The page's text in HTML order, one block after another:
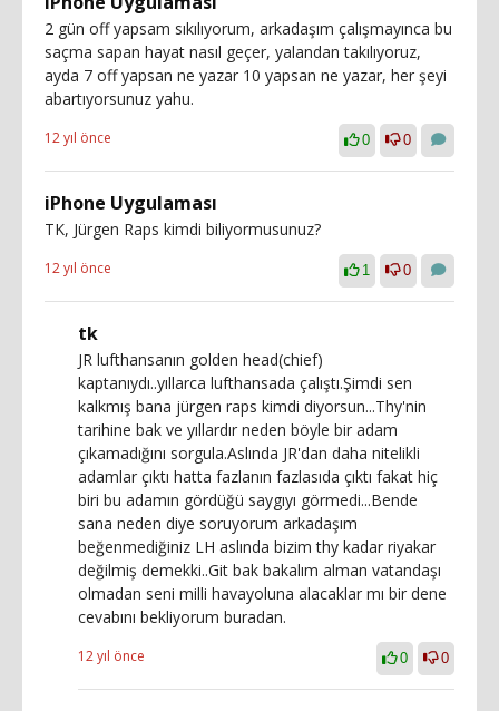
2 gün off yapsam sıkılıyorum, arkadaşım çalışmayınca bu
saçma sapan hayat nasıl geçer, yalandan takılıyoruz,
ayda 7 off yapsan ne yazar 10 yapsan ne yazar, her şeyi
abartıyorsunuz yahu.
12 yıl önce 0 0
iPhone Uygulaması
TK, Jürgen Raps kimdi biliyormusunuz?
12 yıl önce 1 0
tk
JR lufthansanın golden head(chief)
kaptanıydı..yıllarca lufthansada çalıştı.Şimdi sen
kalkmış bana jürgen raps kimdi diyorsun...Thy'nin
tarihine bak ve yıllardır neden böyle bir adam
çıkamadığını sorgula.Aslında JR'dan daha nitelikli
adamlar çıktı hatta fazlanın fazlasıda çıktı fakat hiç
biri bu adamın gördüğü saygıyı görmedi...Bende
sana neden diye soruyorum arkadaşım
beğenmediğiniz LH aslında bizim thy kadar riyakar
değilmiş demekki..Git bak bakalım alman vatandaşı
olmadan seni milli havayoluna alacaklar mı bir dene
cevabını bekliyorum buradan.
12 yıl önce 0 0